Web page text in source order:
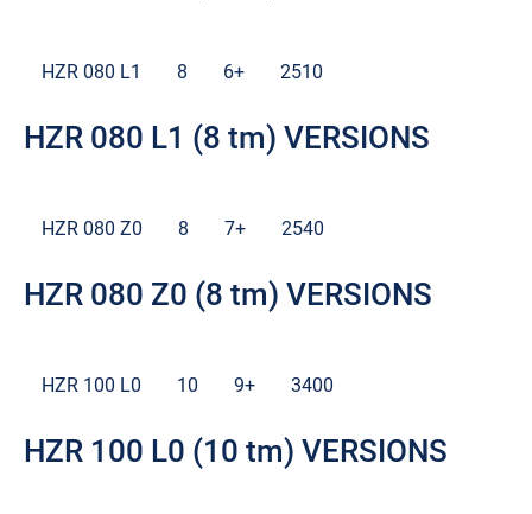
HZR 080 L1 8 6+ 2510
HZR 080 L1 (8 tm) VERSIONS
HZR 080 Z0 8 7+ 2540
HZR 080 Z0 (8 tm) VERSIONS
HZR 100 L0 10 9+ 3400
HZR 100 L0 (10 tm) VERSIONS